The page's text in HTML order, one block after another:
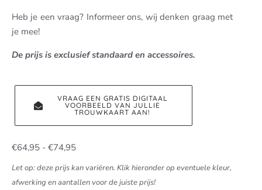
Heb je een vraag? Informeer ons, wij denken graag met
je mee!
De prijs is exclusief standaard en accessoires.
VRAAG EEN GRATIS DIGITAAL
VOORBEELD VAN JULLIE
TROUWKAART AAN!
€64,95 - €74,95
Let op: deze prijs kan variëren. Klik hieronder op eventuele kleur,
afwerking en aantallen voor de juiste prijs!